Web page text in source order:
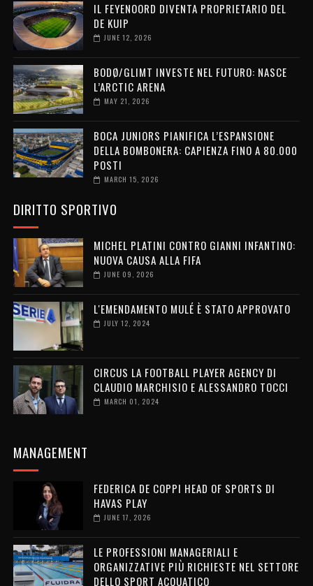
IL FEYENOORD DIVENTA PROPRIETARIO DEL
DE KUIP
JUNE 12, 2026
BODØ/GLIMT INVESTE NEL FUTURO: NASCE
L’ARCTIC ARENA
MAY 21, 2026
BOCA JUNIORS PIANIFICA L’ESPANSIONE
DELLA BOMBONERA: CAPIENZA FINO A 80.000
POSTI
MARCH 15, 2026
DIRITTO SPORTIVO
MICHEL PLATINI CONTRO GIANNI INFANTINO:
NUOVA CAUSA ALLA FIFA
JUNE 09, 2026
L'EMENDAMENTO MULÉ È STATO APPROVATO
JULY 12, 2024
CIRCUS LA FOOTBALL PLAYER AGENCY DI
CLAUDIO MARCHISIO E ALESSANDRO TOCCI
MARCH 01, 2024
MANAGEMENT
FEDERICA DE COPPI HEAD OF SPORTS DI
HAVAS PLAY
JUNE 17, 2026
LE PROFESSIONI MANAGERIALI E
ORGANIZZATIVE PIÙ RICHIESTE NEL SETTORE
DELLO SPORT ACQUATICO